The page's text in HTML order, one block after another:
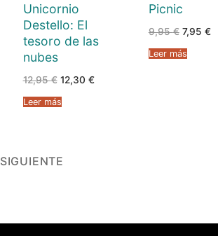
Unicornio
Destello: El
tesoro de las
nubes
12,95€ El
precio
original
era:
12,30 €El
Leer más
Picnic
9,95€ El
precio
original
era:
7,95 €El
Leer más
SIGUIENTE